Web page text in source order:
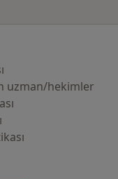
uzman/hekimler